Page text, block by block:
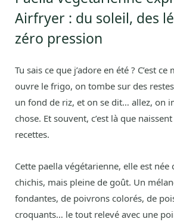
Airfryer : du soleil, des
zéro pression
Tu sais ce que j’adore en été ? C’est
ouvre le frigo, on tombe sur des
un fond de riz, et on se dit… allez, on
chose. Et souvent, c’est là que
recettes.
Cette paella végétarienne, elle est née
chichis, mais pleine de goût. Un
fondantes, de poivrons colorés, de
croquants… le tout relevé avec une